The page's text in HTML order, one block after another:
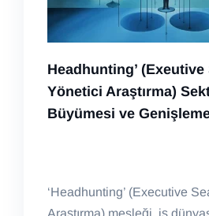
Headhunting’ (Exeutive
Yönetici Araştırma)
Büyümesi ve
‘Headhunting’ (Executive
Araştırma) mesleği, iş